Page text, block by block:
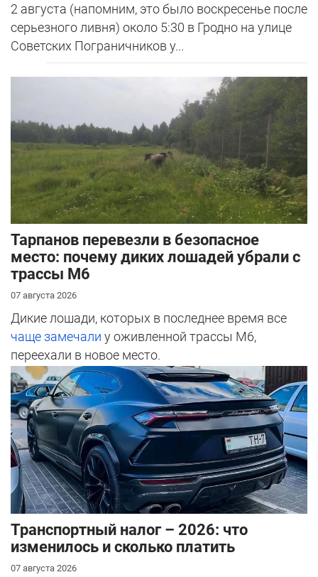
2 августа (напомним, это было воскресенье после
серьезного ливня) около 5:30 в Гродно на улице
Советских Пограничников у...
Тарпанов перевезли в безопасное
место: почему диких лошадей убрали с
трассы М6
07 августа 2026
Дикие лошади, которых в последнее время все
чаще замечали у оживленной трассы М6,
переехали в новое место.
Транспортный налог – 2026: что
изменилось и сколько платить
07 августа 2026